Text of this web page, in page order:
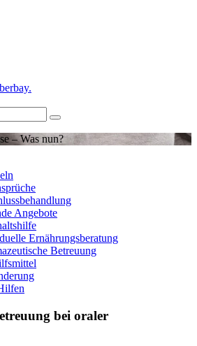
– Was nun?
Angebote
Ernährungsberatung
Betreuung
bei oraler